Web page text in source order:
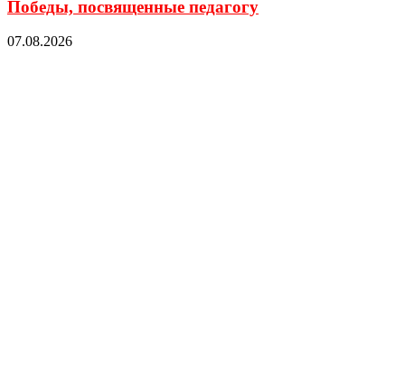
Победы, посвященные педагогу
07.08.2026